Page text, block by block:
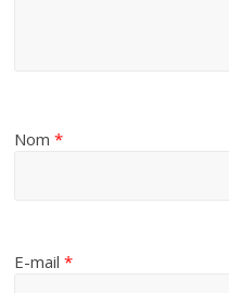
Nom*
E-mail*